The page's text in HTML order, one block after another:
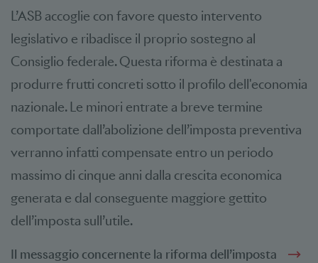
L’ASB accoglie con favore questo intervento
legislativo e ribadisce il proprio sostegno al
Consiglio federale. Questa riforma è destinata a
produrre frutti concreti sotto il profilo dell'economia
nazionale. Le minori entrate a breve termine
comportate dall’abolizione dell’imposta preventiva
verranno infatti compensate entro un periodo
massimo di cinque anni dalla crescita economica
generata e dal conseguente maggiore gettito
dell’imposta sull’utile.
Il messaggio concernente la riforma dell’imposta